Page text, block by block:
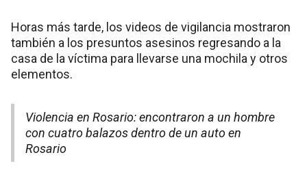
Horas más tarde, los videos de vigilancia mostraron
también a los presuntos asesinos regresando a la
casa de la víctima para llevarse una mochila y otros
elementos.
Violencia en Rosario: encontraron a un hombre
con cuatro balazos dentro de un auto en
Rosario